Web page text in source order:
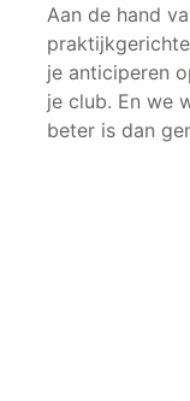
Aan de hand
je anticiperen
je club. En we
beter is dan